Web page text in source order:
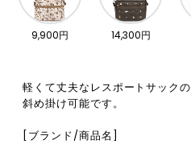
9,900円 14,300円
軽くて丈夫なレスポートサック
斜め掛け可能です。
[ブランド/商品名]